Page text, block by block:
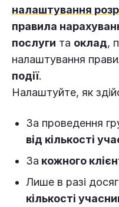
налаштування
правила
послуги та оклад,
налаштування
події.
Налаштуйте, як
За проведення
від кількості
За кожного
Лише в разі
кількості